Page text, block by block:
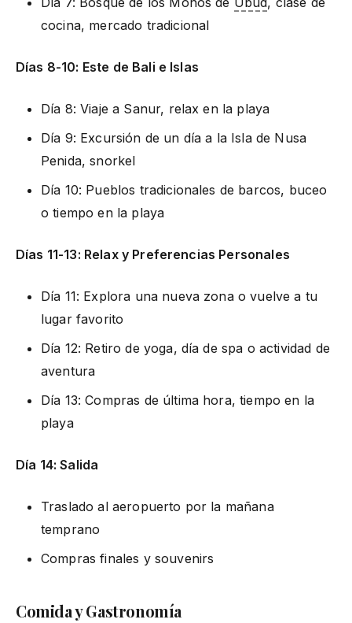
cocina, mercado tradicional
Días 8-10: Este de Bali e Islas
Día 8: Viaje a Sanur, relax en la playa
Día 9: Excursión de un día a la Isla de Nusa
Penida, snorkel
Día 10: Pueblos tradicionales de barcos, buceo
o tiempo en la playa
Días 11-13: Relax y Preferencias Personales
Día 11: Explora una nueva zona o vuelve a tu
lugar favorito
Día 12: Retiro de yoga, día de spa o actividad de
aventura
Día 13: Compras de última hora, tiempo en la
playa
Día 14: Salida
Traslado al aeropuerto por la mañana
temprano
Compras finales y souvenirs
Comida y Gastronomía